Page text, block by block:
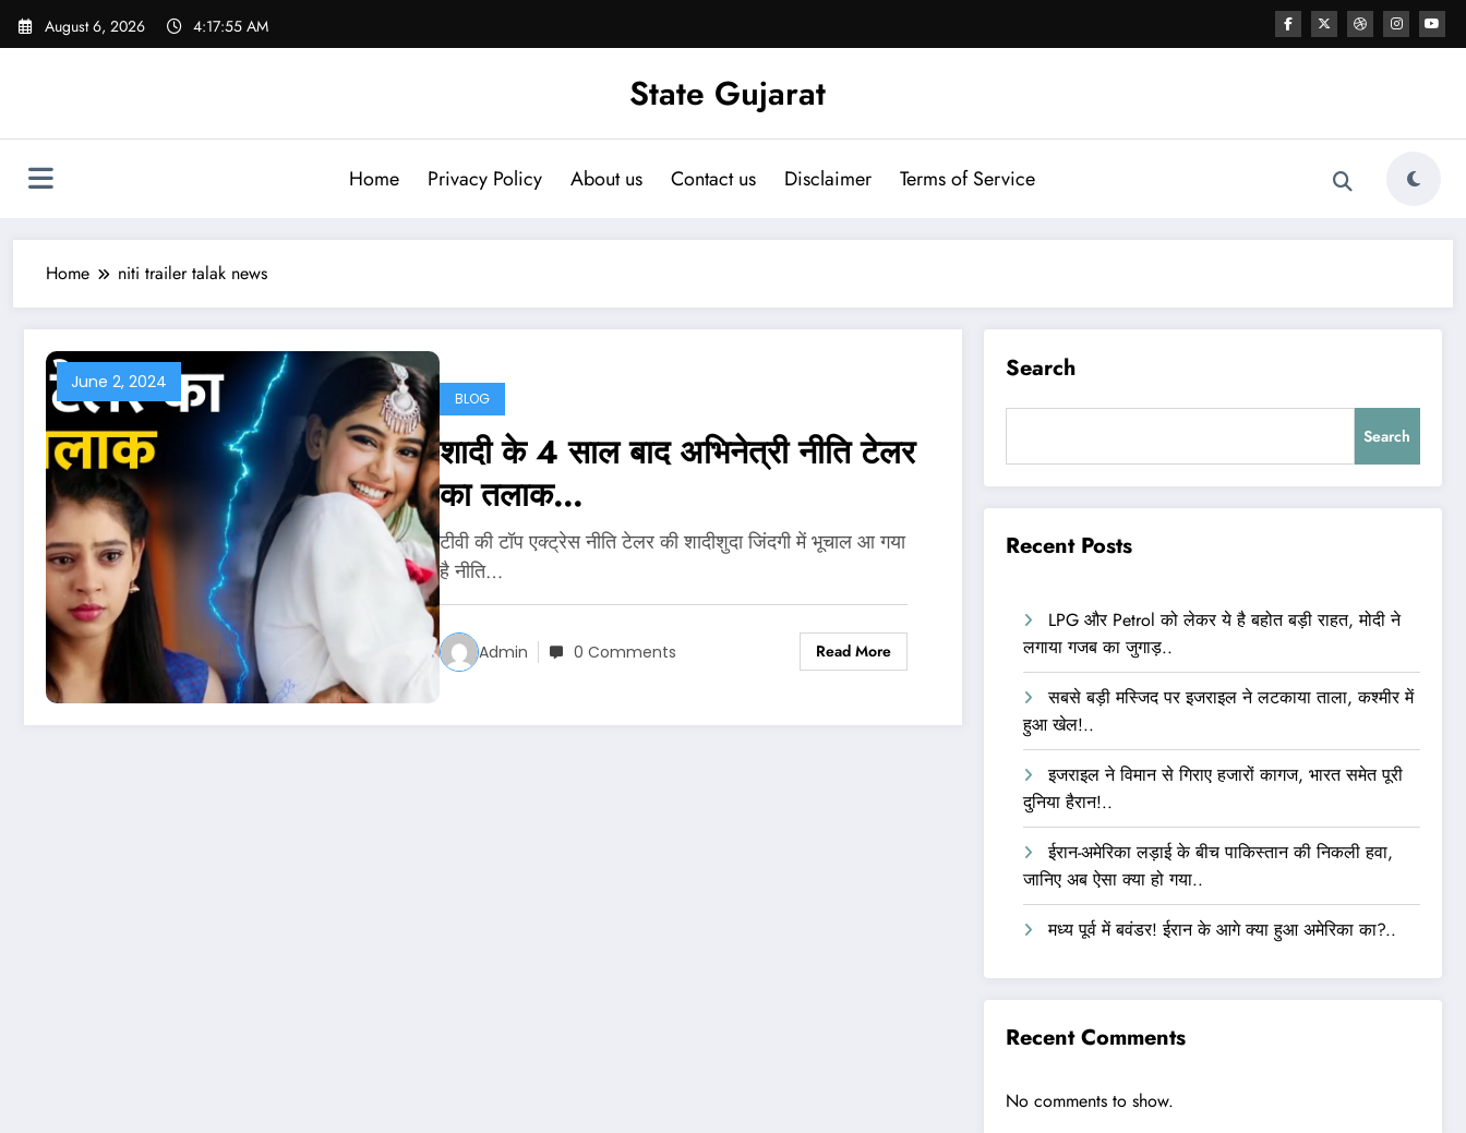
Skip
August 6, 2026 4:17:56 AM
State Gujarat
Home Privacy Policy About us Contact us Disclaimer Terms of Service
Home niti trailer talak news
June 2, 2024
BLOG
शादी के 4 साल बाद अभिनेत्री नीति टेलर
का तलाक…
टीवी की टॉप एक्ट्रेस नीति टेलर की शादीशुदा जिंदगी में भूचाल आ गया
है नीति…
Admin 0 Comments Read More
Search
Search
Recent Posts
LPG और Petrol को लेकर ये है बहोत बड़ी राहत, मोदी ने
लगाया गजब का जुगाड़..
सबसे बड़ी मस्जिद पर इजराइल ने लटकाया ताला, कश्मीर में
हुआ खेल!..
इजराइल ने विमान से गिराए हजारों कागज, भारत समेत पूरी
दुनिया हैरान!..
ईरान-अमेरिका लड़ाई के बीच पाकिस्तान की निकली हवा,
जानिए अब ऐसा क्या हो गया..
मध्य पूर्व में बवंडर! ईरान के आगे क्या हुआ अमेरिका का?..
Recent Comments
No comments to show.